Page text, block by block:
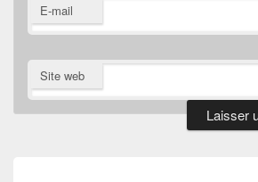
E-mail
Site web